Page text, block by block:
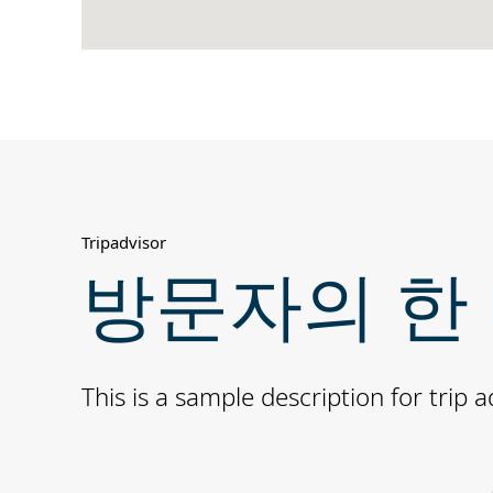
Tripadvisor
방문자의 한
This is a sample description for trip